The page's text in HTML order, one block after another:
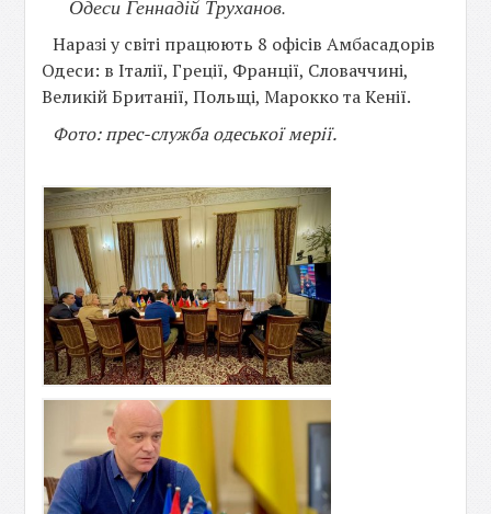
Одеси Геннадій Труханов.
Наразі у світі працюють 8 офісів Амбасадорів
Одеси: в Італії, Греції, Франції, Словаччині,
Великій Британії, Польщі, Марокко та Кенії.
Фото: прес-служба одеської мерії.